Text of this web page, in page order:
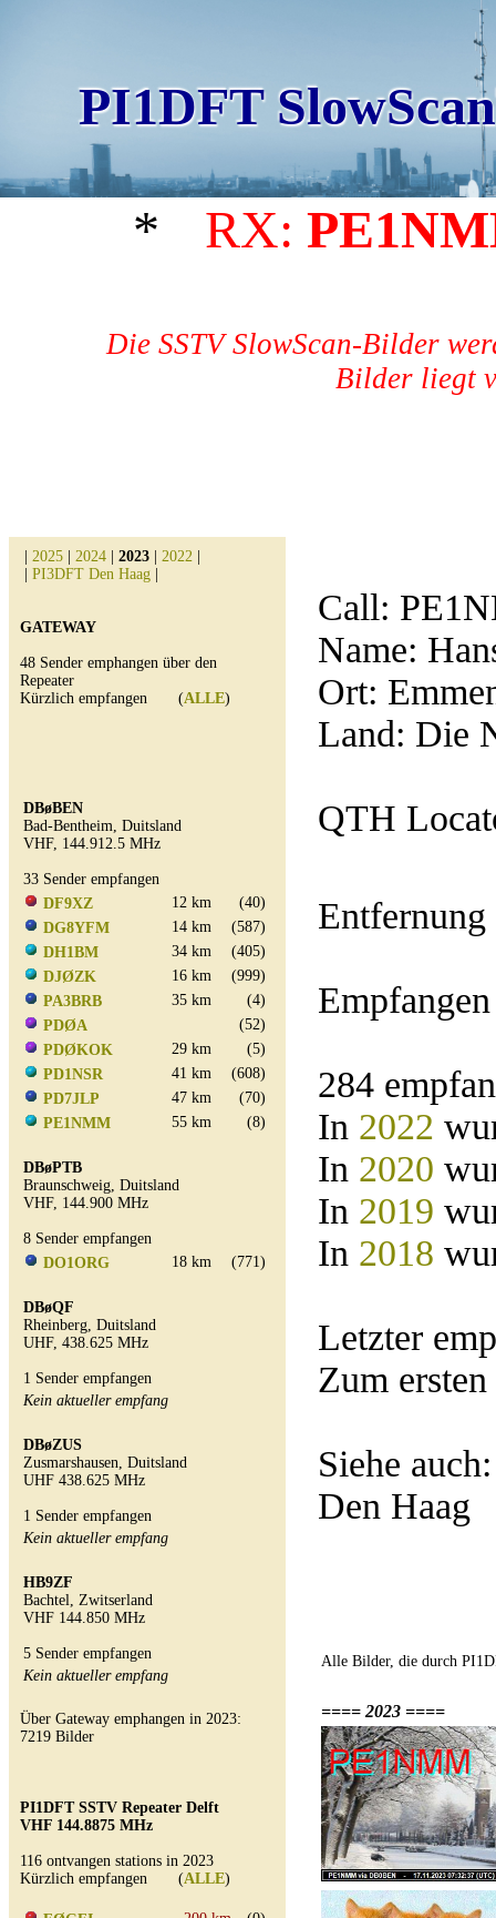
PI1DFT
* RX:
Die SSTV SlowScan-Bilder
Bilder liegt
2025 2024 2023 2022
PI3DFT Den Haag
GATEWAY
48 Sender emphangen über den
Repeater
Kürzlich empfangen (ALLE)
DBøBEN
Bad-Bentheim, Duitsland
VHF, 144.912.5 MHz
33 Sender empfangen
DF9XZ
12 km
(40)
DG8YFM
14 km
(587)
DH1BM
34 km
(405)
DJØZK
16 km
(999)
PA3BRB
35 km
(4)
PDØA
(52)
PDØKOK
29 km
(5)
PD1NSR
41 km
(608)
PD7JLP
47 km
(70)
PE1NMM
55 km (8)
DBøPTB
Braunschweig, Duitsland
VHF, 144.900 MHz
8 Sender empfangen
DO1ORG
18 km (771)
DBøQF
Rheinberg, Duitsland
UHF, 438.625 MHz
1 Sender empfangen
Kein aktueller empfang
DBøZUS
Zusmarshausen, Duitsland
UHF 438.625 MHz
1 Sender empfangen
Kein aktueller empfang
HB9ZF
Bachtel, Zwitserland
VHF 144.850 MHz
5 Sender empfangen
Kein aktueller empfang
Über Gateway emphangen in 2023:
7219 Bilder
PI1DFT SSTV Repeater Delft
VHF 144.8875 MHz
116 ontvangen stations in 2023
Kürzlich empfangen (ALLE)
Call:
Name:
Ort:
Land: Die
QTH
Entfernung
284
In 2022
In 2020
In 2019
In 2018
Letzter
Zum
Siehe
Den Haag
Alle Bilder, die durch
==== 2023 ====